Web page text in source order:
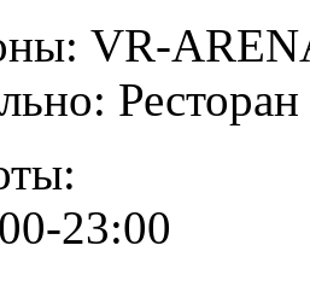
VR-
Ресторан
23:00